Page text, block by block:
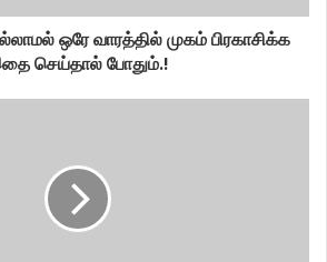
ஒரே வாரத்தில் முகம் பிரகாசிக்க
செய்தால் போதும்.!